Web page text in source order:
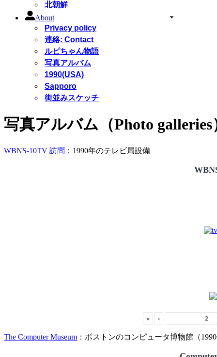
北朝鮮
About
Privacy policy
連絡: Contact
ルピちゃん物語
写真アルバム
1990(USA)
Sapporo
街並みスケッチ
写真アルバム（Photo galleries
WBNS-10TV 訪問 ：1990年のテレビ局設備
« ‹
The Computer Museum ：ボストンのコンピュータ博物館（